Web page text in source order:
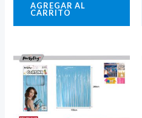
AGREGAR AL
CARRITO